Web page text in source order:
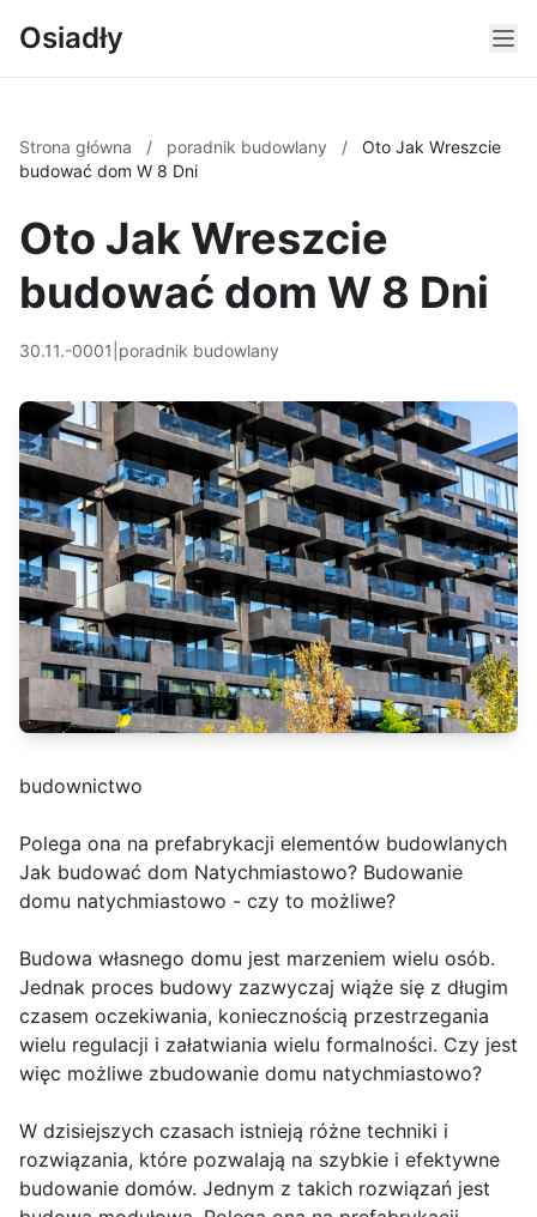
Osiadły
Strona główna / poradnik budowlany /
Oto Jak Wreszcie
budować dom W 8 Dni
Oto Jak Wreszcie
budować dom W 8 Dni
30.11.-0001 poradnik budowlany
budownictwo
Polega ona na prefabrykacji elementów budowlanych
Jak budować dom Natychmiastowo? Budowanie
domu natychmiastowo - czy to możliwe?
Budowa własnego domu jest marzeniem wielu osób.
Jednak proces budowy zazwyczaj wiąże się z długim
czasem oczekiwania, koniecznością przestrzegania
wielu regulacji i załatwiania wielu formalności. Czy jest
więc możliwe zbudowanie domu natychmiastowo?
W dzisiejszych czasach istnieją różne techniki i
rozwiązania, które pozwalają na szybkie i efektywne
budowanie domów. Jednym z takich rozwiązań jest